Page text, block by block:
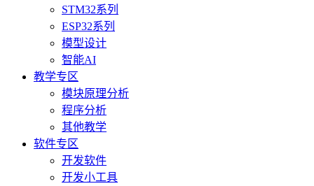
STM32系列
ESP32系列
模型设计
智能AI
教学专区
模块原理分析
程序分析
其他教学
软件专区
开发软件
开发小工具